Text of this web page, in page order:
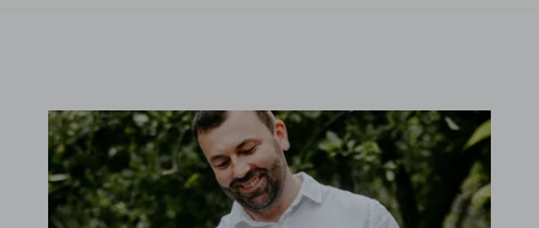
Propolis dla dzieci – jak
stosować, kiedy, na co